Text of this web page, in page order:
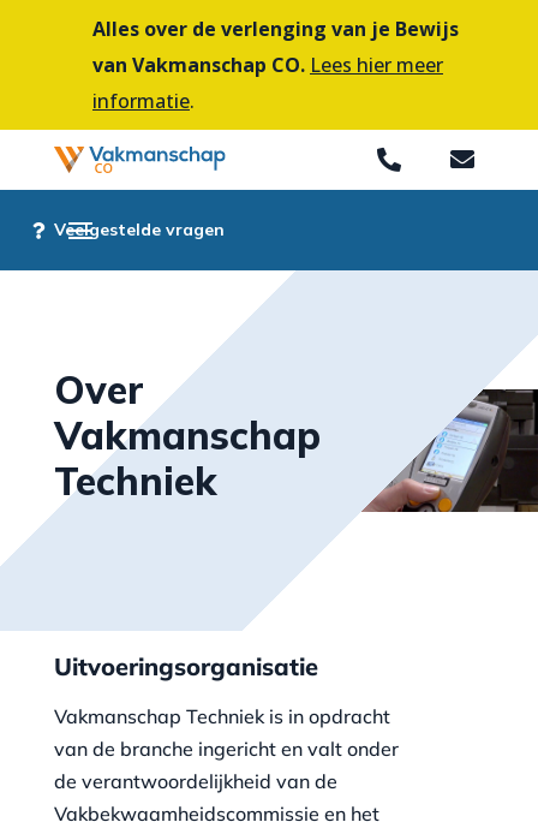
Alles over de verlenging van je Bewijs
van Vakmanschap CO. Lees hier meer
informatie.
 
Veelgestelde vragen
Over
Vakmanschap
Techniek